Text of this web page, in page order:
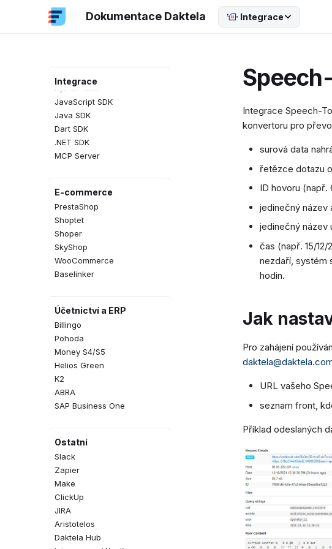
Dokumentace Daktela Integrace
Integrace
Screen Pop
Python SDK
JavaScript SDK
Java SDK
Dart SDK
.NET SDK
MCP Server
E-commerce
PrestaShop
Shoptet
Shoper
SkyShop
WooCommerce
Baselinker
Účetnictví a ERP
Billingo
Pohoda
Money S4/S5
Helios Green
K2
ABRA
SAP Business One
Ostatní
Slack
Zapier
Make
ClickUp
JIRA
Aristotelos
Daktela Hub
Integrace Speech-
konvertoru pro
surová data
řetězce dotazu
ID hovoru (např.
jedinečný název
jedinečný název
čas (např. 15/
nezdaří, systém
hodin.
Jak
Pro zahájení
URL vašeho
seznam front,
Příklad odeslaných